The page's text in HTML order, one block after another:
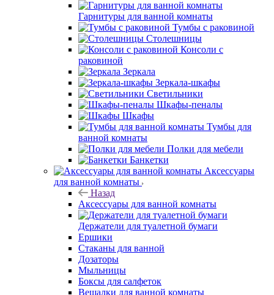
Гарнитуры для ванной комнаты
Тумбы с раковиной
Столешницы
Консоли с
раковиной
Зеркала
Зеркала-шкафы
Светильники
Шкафы-пеналы
Шкафы
Тумбы для
ванной комнаты
Полки для мебели
Банкетки
Аксессуары
для ванной комнаты
Назад
Аксессуары для ванной комнаты
Держатели для туалетной бумаги
Ершики
Стаканы для ванной
Дозаторы
Мыльницы
Боксы для салфеток
Вешалки для ванной комнаты